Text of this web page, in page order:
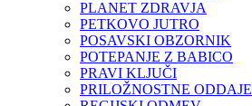
PLANET ZDRAVJA
PETKOVO JUTRO
POSAVSKI OBZORNIK
POTEPANJE Z BABICO
PRAVI KLJUČI
PRILOŽNOSTNE ODDAJE